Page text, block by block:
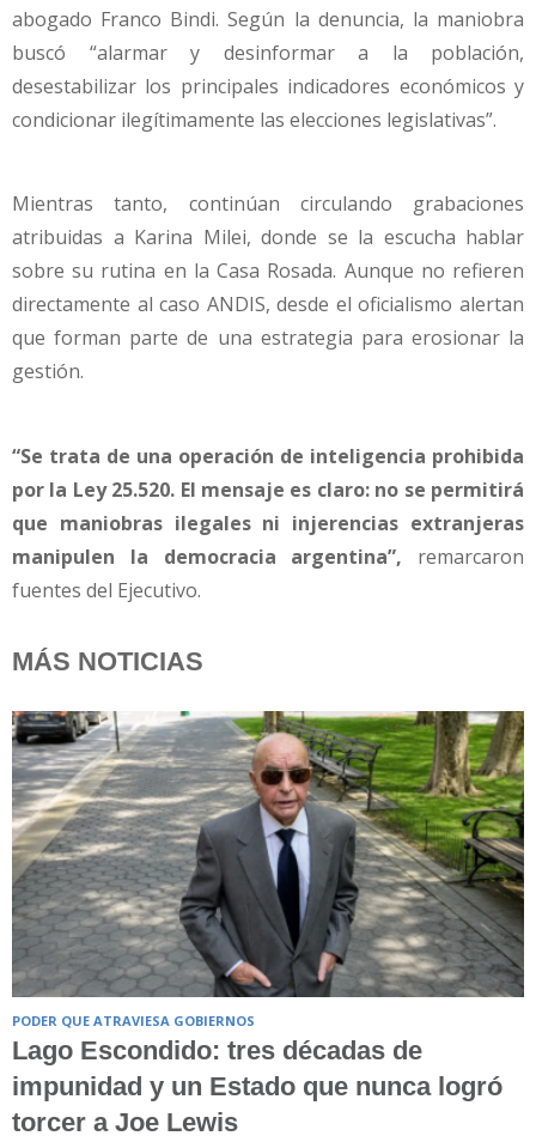
abogado Franco Bindi. Según la denuncia, la maniobra
buscó “alarmar y desinformar a la población,
desestabilizar los principales indicadores económicos y
condicionar ilegítimamente las elecciones legislativas”.
Mientras tanto, continúan circulando grabaciones
atribuidas a Karina Milei, donde se la escucha hablar
sobre su rutina en la Casa Rosada. Aunque no refieren
directamente al caso ANDIS, desde el oficialismo alertan
que forman parte de una estrategia para erosionar la
gestión.
“Se trata de una operación de inteligencia prohibida
por la Ley 25.520. El mensaje es claro: no se permitirá
que maniobras ilegales ni injerencias extranjeras
manipulen la democracia argentina”, remarcaron
fuentes del Ejecutivo.
MÁS NOTICIAS
PODER QUE ATRAVIESA GOBIERNOS
Lago Escondido: tres décadas de
impunidad y un Estado que nunca logró
torcer a Joe Lewis